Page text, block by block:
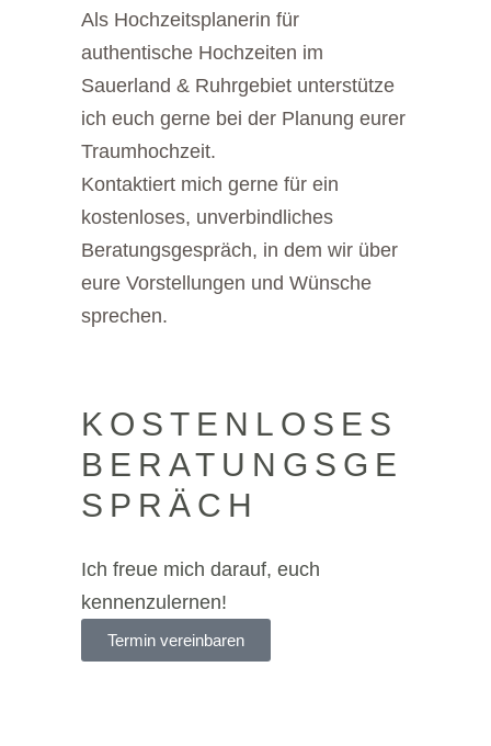
Als Hochzeitsplanerin für
authentische Hochzeiten im
Sauerland & Ruhrgebiet unterstütze
ich euch gerne bei der Planung eurer
Traumhochzeit.
Kontaktiert mich gerne für ein
kostenloses, unverbindliches
Beratungsgespräch, in dem wir über
eure Vorstellungen und Wünsche
sprechen.
KOSTENLOSES
BERATUNGSGE
SPRÄCH
Ich freue mich darauf, euch
kennenzulernen!
Termin vereinbaren